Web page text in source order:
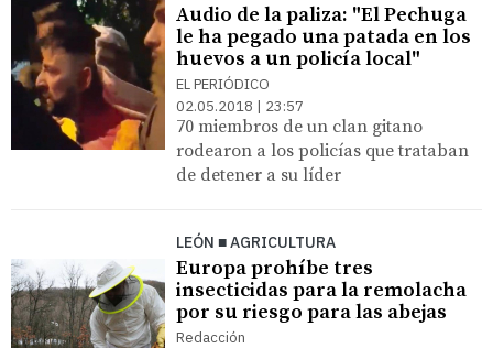
Audio de la paliza: "El Pechuga
le ha pegado una patada en los
huevos a un policía local"
EL PERIÓDICO
02.05.2018 | 23:57
70 miembros de un clan gitano
rodearon a los policías que trataban
de detener a su líder
LEÓN ■ AGRICULTURA
Europa prohíbe tres
insecticidas para la remolacha
por su riesgo para las abejas
Redacción